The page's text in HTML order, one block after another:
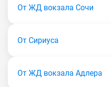
От ЖД вокзала Сочи
От Сириуса
От ЖД вокзала Адлера